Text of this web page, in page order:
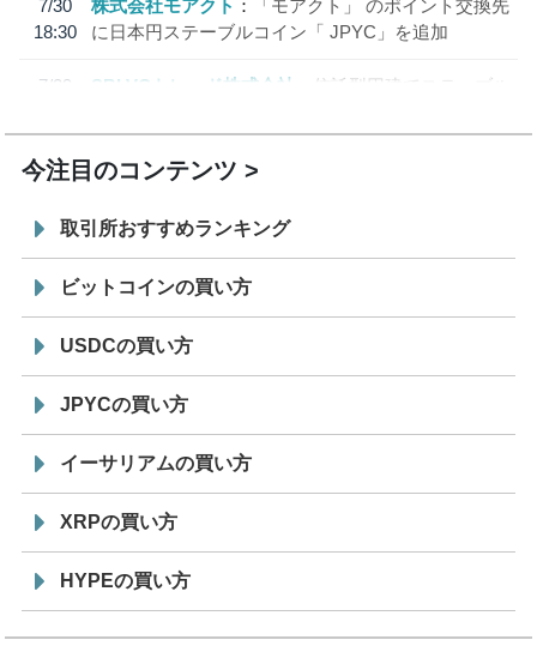
7/30
18:30
株式会社モアクト
「モアクト」 のポイント交換先
に日本円ステーブルコイン「 JPYC」を追加
7/29
SBI VCトレード株式会社
信託型円建てステーブル
今注目のコンテンツ
取引所おすすめランキング
ビットコインの買い方
USDCの買い方
JPYCの買い方
イーサリアムの買い方
XRPの買い方
HYPEの買い方